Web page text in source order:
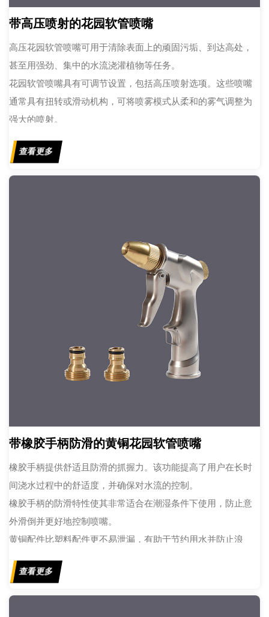
带高压喷射的花园软管喷嘴
高压花园软管喷嘴可用于清除表面上的顽固污垢、到达高处，
甚至用强劲、集中的水流浇灌植物等任务。
花园软管喷嘴具有可调节设置，包括高压喷射选项。这些喷嘴
通常具有扭转或滑动机构，可将喷雾模式从柔和的雾气调整为
强大的喷射。
查看更多
带橡胶手柄防滑的黄铜花园软管喷嘴
橡胶手柄提供舒适且防滑的抓握力。该功能提高了用户在长时
间浇水过程中的舒适度，并确保对水流的控制。
橡胶手柄的防滑特性使其非常适合在潮湿条件下使用，防止意
外滑倒并更好地控制喷嘴。
黄铜配件比塑料配件更不易泄漏，有助于节约用水并防止浪
费。黄铜能够承受高温，这有利于涉及热水的应用。
查看更多